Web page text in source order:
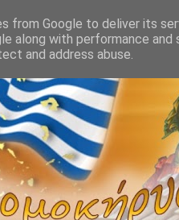
from Google to deliver its
along with performance
and address abuse.